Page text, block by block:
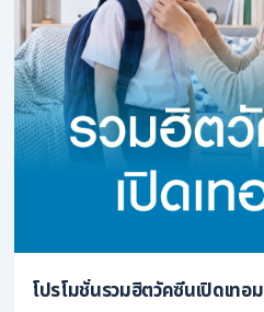
โปรโมชั่นรวมฮิตวัคซีนเปิดเทอม